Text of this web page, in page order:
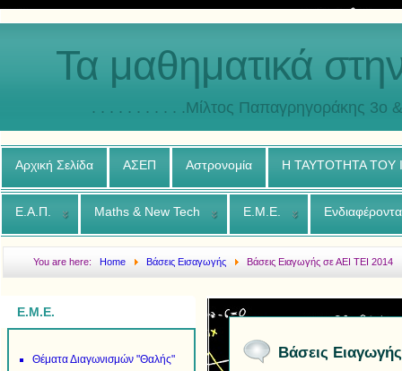
Τα μαθηματικά
. . . . . . . . . . .Μίλτος Παπαγρηγοράκης 3o
Αρχική Σελίδα ΑΣΕΠ Αστρονομία Η ΤΑΥΤΟΤΗΤΑ ΤΟΥ
Ε.Α.Π. Maths & New Tech Ε.Μ.Ε.
You are here:Home Βάσεις Εισαγωγής Βάσεις Ειαγωγής σε ΑΕΙ ΤΕΙ 2014
Ε.Μ.Ε.
Θέματα Διαγωνισμών "Θαλής"
Βάσεις